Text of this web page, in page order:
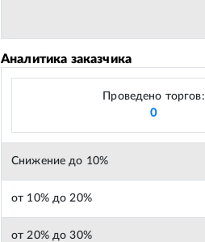
Аналитика заказчика
Проведено торгов:
0
Снижение до 10%
от 10% до 20%
от 20% до 30%